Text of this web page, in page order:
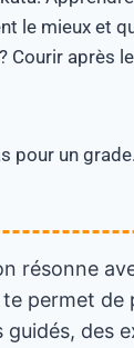
le mieux et
après
pour un
résonne
permet
des